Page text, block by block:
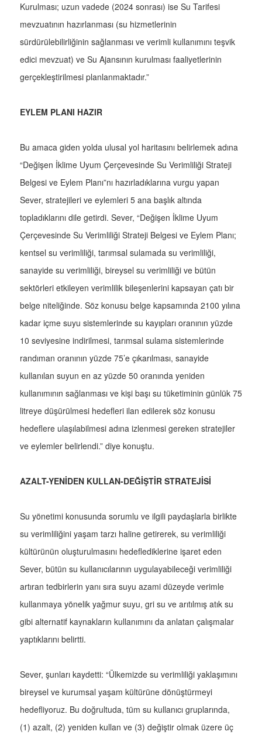
Kurulması; uzun vadede (2024 sonrası) ise Su Tarifesi
mevzuatının hazırlanması (su hizmetlerinin
sürdürülebilirliğinin sağlanması ve verimli kullanımını teşvik
edici mevzuat) ve Su Ajansının kurulması faaliyetlerinin
gerçekleştirilmesi planlanmaktadır.”
EYLEM PLANI HAZIR
Bu amaca giden yolda ulusal yol haritasını belirlemek adına
“Değişen İklime Uyum Çerçevesinde Su Verimliliği Strateji
Belgesi ve Eylem Planı”nı hazırladıklarına vurgu yapan
Sever, stratejileri ve eylemleri 5 ana başlık altında
topladıklarını dile getirdi. Sever, “Değişen İklime Uyum
Çerçevesinde Su Verimliliği Strateji Belgesi ve Eylem Planı;
kentsel su verimliliği, tarımsal sulamada su verimliliği,
sanayide su verimliliği, bireysel su verimliliği ve bütün
sektörleri etkileyen verimlilik bileşenlerini kapsayan çatı bir
belge niteliğinde. Söz konusu belge kapsamında 2100 yılına
kadar içme suyu sistemlerinde su kayıpları oranının yüzde
10 seviyesine indirilmesi, tarımsal sulama sistemlerinde
randıman oranının yüzde 75’e çıkarılması, sanayide
kullanılan suyun en az yüzde 50 oranında yeniden
kullanımının sağlanması ve kişi başı su tüketiminin günlük 75
litreye düşürülmesi hedefleri ilan edilerek söz konusu
hedeflere ulaşılabilmesi adına izlenmesi gereken stratejiler
ve eylemler belirlendi.” diye konuştu.
AZALT-YENİDEN KULLAN-DEĞİŞTİR STRATEJİSİ
Su yönetimi konusunda sorumlu ve ilgili paydaşlarla birlikte
su verimliliğini yaşam tarzı haline getirerek, su verimliliği
kültürünün oluşturulmasını hedeflediklerine işaret eden
Sever, bütün su kullanıcılarının uygulayabileceği verimliliği
artıran tedbirlerin yanı sıra suyu azami düzeyde verimle
kullanmaya yönelik yağmur suyu, gri su ve arıtılmış atık su
gibi alternatif kaynakların kullanımını da anlatan çalışmalar
yaptıklarını belirtti.
Sever, şunları kaydetti: “Ülkemizde su verimliliği yaklaşımını
bireysel ve kurumsal yaşam kültürüne dönüştürmeyi
hedefliyoruz. Bu doğrultuda, tüm su kullanıcı gruplarında,
(1) azalt, (2) yeniden kullan ve (3) değiştir olmak üzere üç